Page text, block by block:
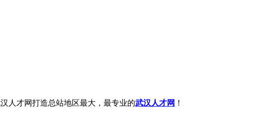
人才网打造总站地区最大，最专业的武汉人才网 ！